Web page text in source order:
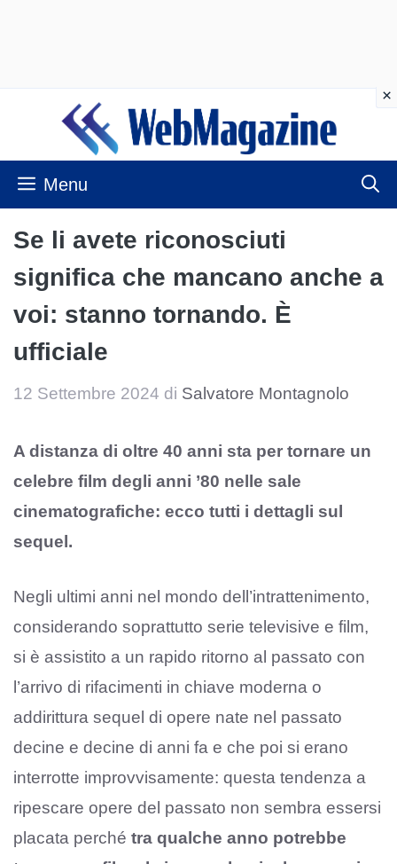
contenuto
Menu
Se li avete riconosciuti
significa che mancano anche a
voi: stanno tornando. È
ufficiale
12 Settembre 2024 di Salvatore Montagnolo
A distanza di oltre 40 anni sta per tornare un
celebre film degli anni ’80 nelle sale
cinematografiche: ecco tutti i dettagli sul
sequel.
Negli ultimi anni nel mondo dell’intrattenimento,
considerando soprattutto serie televisive e film,
si è assistito a un rapido ritorno al passato con
l’arrivo di rifacimenti in chiave moderna o
addirittura sequel di opere nate nel passato
decine e decine di anni fa e che poi si erano
interrotte improvvisamente: questa tendenza a
ripescare opere del passato non sembra essersi
placata perché tra qualche anno potrebbe